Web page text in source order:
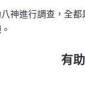
神進行調查，全
有